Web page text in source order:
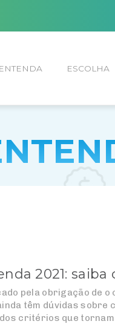
ENTENDA ESCOLHA
2021:
pela obrigação de
têm dúvidas sobre
dos critérios que